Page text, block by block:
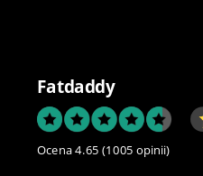
Fatdaddy
Ocena 4.65 (1005 opinii)